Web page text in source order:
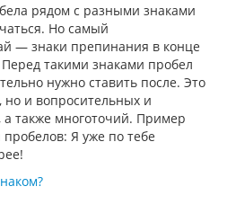
рядом с разными знаками
Но самый
— знаки препинания в конце
такими знаками пробел
нужно ставить после. Это
но и вопросительных и
а также многоточий. Пример
Я уже по тебе